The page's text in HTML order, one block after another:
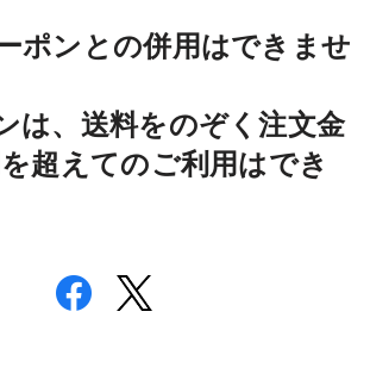
ポンとの併用はできませ
は、送料をのぞく注文金
超えてのご利用はでき